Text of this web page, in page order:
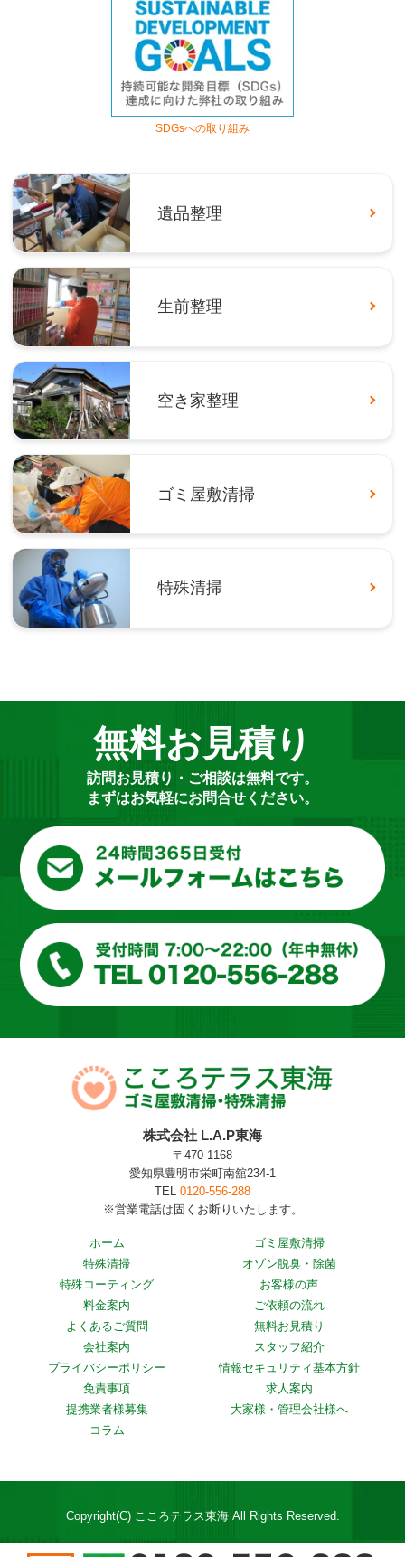
SDGsへの取り組み
遺品整理
生前整理
空き家整理
ゴミ屋敷清掃
特殊清掃
無料お見積り
訪問お見積り・ご相談は無料です。
まずはお気軽にお問合せください。
株式会社 L.A.P東海
〒470-1168
愛知県豊明市栄町南舘234-1
TEL 0120-556-288
※営業電話は固くお断りいたします。
ホーム
ゴミ屋敷清掃
特殊清掃
オゾン脱臭・除菌
特殊コーティング
お客様の声
料金案内
ご依頼の流れ
よくあるご質問
無料お見積り
会社案内
スタッフ紹介
プライバシーポリシー
情報セキュリティ基本方針
免責事項
求人案内
提携業者様募集
大家様・管理会社様へ
コラム
Copyright(C) こころテラス東海 All Rights Reserved.